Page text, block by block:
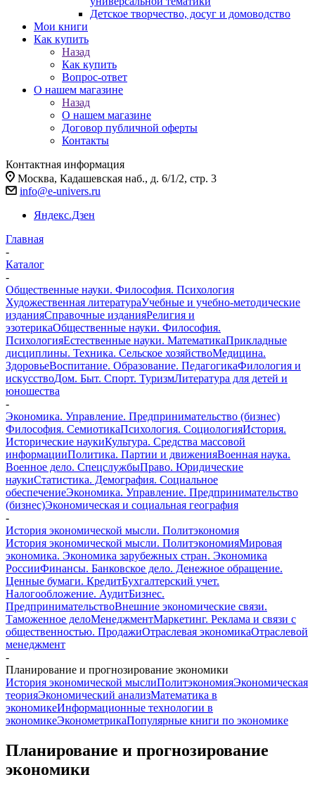
Детское творчество, досуг и домоводство
Мои книги
Как купить
Назад
Как купить
Вопрос-ответ
О нашем магазине
Назад
О нашем магазине
Договор публичной оферты
Контакты
Контактная информация
Москва, Кадашевская наб., д. 6/1/2, стр. 3
info@e-univers.ru
Яндекс.Дзен
Главная
-
Каталог
-
Общественные науки. Философия. Психология
Художественная литератураУчебные и учебно-методические
изданияСправочные изданияРелигия и
эзотерикаОбщественные науки. Философия.
ПсихологияЕстественные науки. МатематикаПрикладные
дисциплины. Техника. Сельское хозяйствоМедицина.
ЗдоровьеВоспитание. Образование. ПедагогикаФилология и
искусствоДом. Быт. Спорт. ТуризмЛитература для детей и
юношества
-
Экономика. Управление. Предпринимательство (бизнес)
Философия. СемиотикаПсихология. СоциологияИстория.
Исторические наукиКультура. Средства массовой
информацииПолитика. Партии и движенияВоенная наука.
Военное дело. СпецслужбыПраво. Юридические
наукиСтатистика. Демография. Социальное
обеспечениеЭкономика. Управление. Предпринимательство
(бизнес)Экономическая и социальная география
-
История экономической мысли. Политэкономия
История экономической мысли. ПолитэкономияМировая
экономика. Экономика зарубежных стран. Экономика
РоссииФинансы. Банковское дело. Денежное обращение.
Ценные бумаги. КредитБухгалтерский учет.
Налогообложение. АудитБизнес.
ПредпринимательствоВнешние экономические связи.
Таможенное делоМенеджментМаркетинг. Реклама и связи с
общественностью. ПродажиОтраслевая экономикаОтраслевой
менеджмент
-
Планирование и прогнозирование экономики
История экономической мыслиПолитэкономияЭкономическая
теорияЭкономический анализМатематика в
экономикеИнформационные технологии в
экономикеЭконометрикаПопулярные книги по экономике
Планирование и прогнозирование
экономики